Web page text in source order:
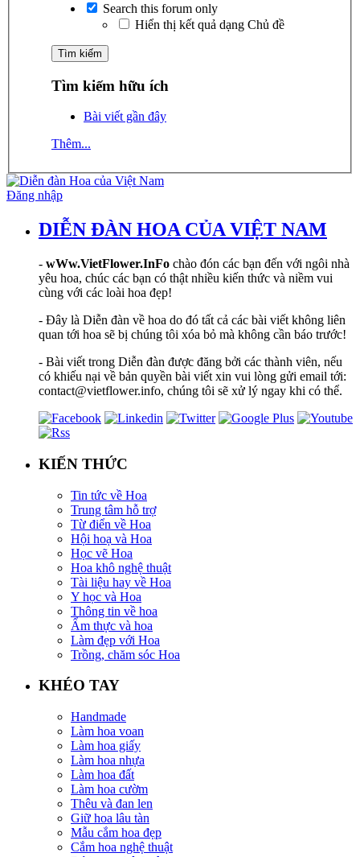
Search this forum only
Hiển thị kết quả dạng Chủ đề
Tìm kiếm hữu ích
Bài viết gần đây
Thêm...
Đăng nhập
DIỄN ĐÀN HOA CỦA VIỆT NAM
- wWw.VietFlower.InFo chào đón các bạn đến với ngôi nhà
yêu hoa, chúc các bạn có thật nhiều kiến thức và niềm vui
cùng với các loài hoa đẹp!
- Đây là Diễn đàn về hoa do đó tất cả các bài viết không liên
quan tới hoa sẽ bị chúng tôi xóa bỏ mà không cần báo trước!
- Bài viết trong Diễn đàn được đăng bởi các thành viên, nếu
có khiếu nại về bản quyền bài viết xin vui lòng gửi email tới:
contact@vietflower.info, chúng tôi sẽ xử lý ngay khi có thể.
KIẾN THỨC
Tin tức về Hoa
Trung tâm hỗ trợ
Từ điển về Hoa
Hội hoạ và Hoa
Học vẽ Hoa
Hoa khô nghệ thuật
Tài liệu hay về Hoa
Y học và Hoa
Thông tin về hoa
Ẩm thực và hoa
Làm đẹp với Hoa
Trồng, chăm sóc Hoa
KHÉO TAY
Handmade
Làm hoa voan
Làm hoa giấy
Làm hoa nhựa
Làm hoa đất
Làm hoa cườm
Thêu và đan len
Giữ hoa lâu tàn
Mẫu cắm hoa đẹp
Cắm hoa nghệ thuật